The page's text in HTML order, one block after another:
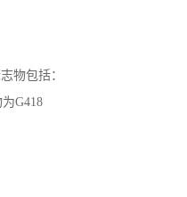
物包括：
G418